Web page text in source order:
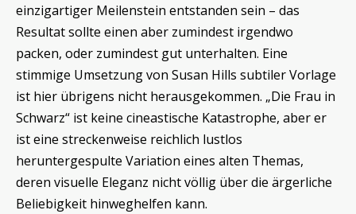
einzigartiger Meilenstein entstanden sein – das
Resultat sollte einen aber zumindest irgendwo
packen, oder zumindest gut unterhalten. Eine
stimmige Umsetzung von Susan Hills subtiler Vorlage
ist hier übrigens nicht herausgekommen. „Die Frau in
Schwarz“ ist keine cineastische Katastrophe, aber er
ist eine streckenweise reichlich lustlos
heruntergespulte Variation eines alten Themas,
deren visuelle Eleganz nicht völlig über die ärgerliche
Beliebigkeit hinweghelfen kann.